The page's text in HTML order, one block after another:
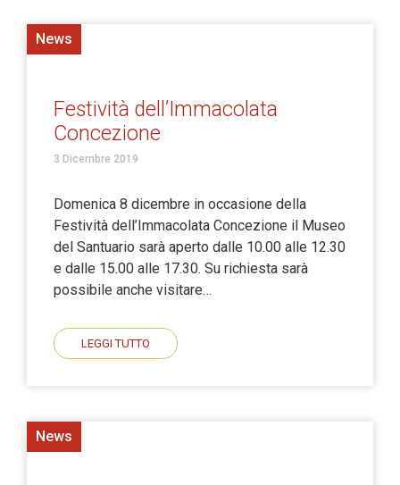
News
Festività dell’Immacolata
Concezione
3 Dicembre 2019
Domenica 8 dicembre in occasione della
Festività dell’Immacolata Concezione il Museo
del Santuario sarà aperto dalle 10.00 alle 12.30
e dalle 15.00 alle 17.30. Su richiesta sarà
possibile anche visitare…
LEGGI TUTTO
News